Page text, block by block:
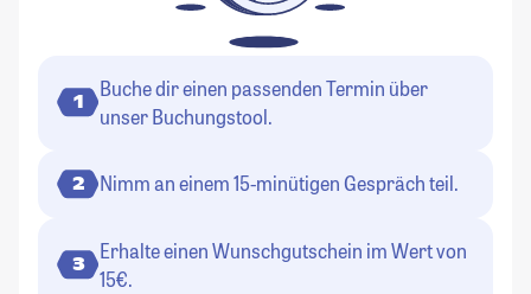
1
Buche dir einen passenden Termin über
unser Buchungstool.
2 Nimm an einem 15-minütigen Gespräch teil.
3
Erhalte einen Wunschgutschein im Wert von
15€.